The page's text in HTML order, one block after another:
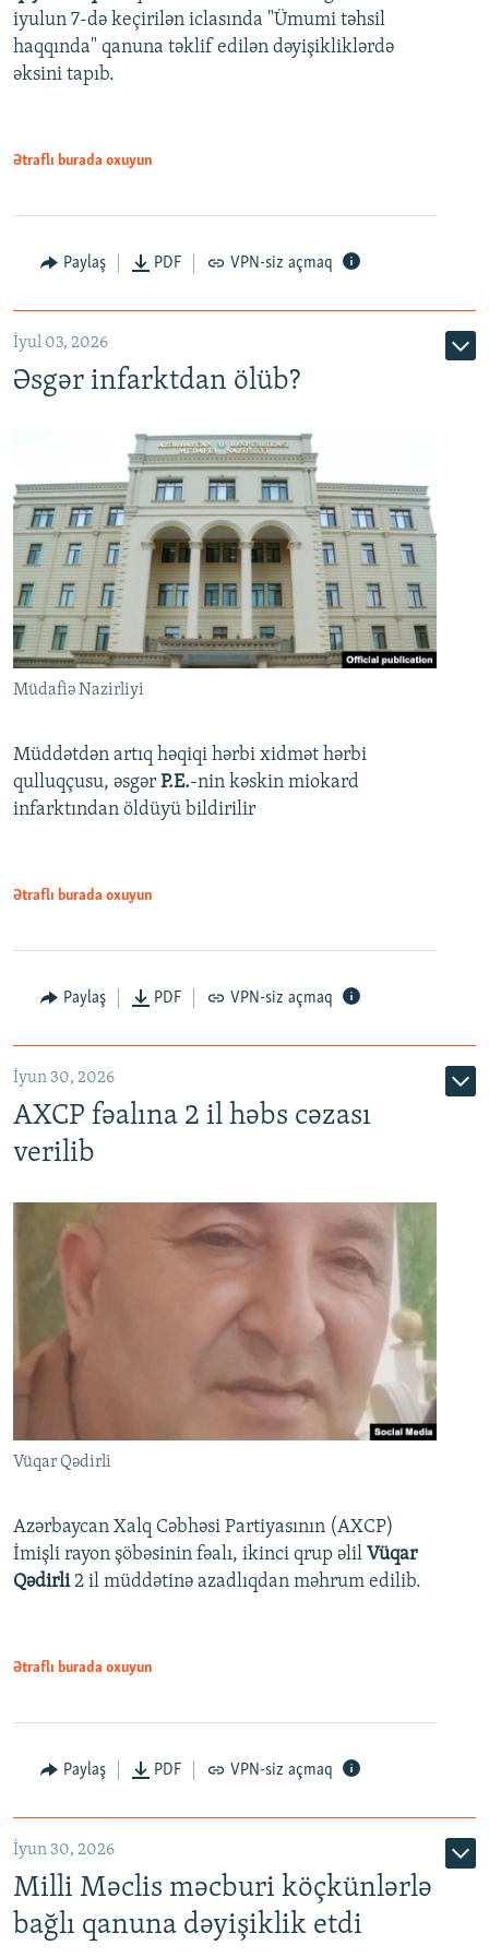
Auto 240p 360p 480p
720p 1080p
720p
iyulun 7-də keçirilən iclasında "Ümumi təhsil
haqqında" qanuna təklif edilən dəyişikliklərdə
əksini tapıb.
Ətraflı burada oxuyun
Paylaş PDF VPN-siz açmaq
İyul 03, 2026
Əsgər infarktdan ölüb?
Müdafiə Nazirliyi
Müddətdən artıq həqiqi hərbi xidmət hərbi
qulluqçusu, əsgər P.E.-nin kəskin miokard
infarktından öldüyü bildirilir
Ətraflı burada oxuyun
Paylaş PDF VPN-siz açmaq
İyun 30, 2026
AXCP fəalına 2 il həbs cəzası
verilib
Vüqar Qədirli
Azərbaycan Xalq Cəbhəsi Partiyasının (AXCP)
İmişli rayon şöbəsinin fəalı, ikinci qrup əlil Vüqar
Qədirli2 il müddətinə azadlıqdan məhrum edilib.
Ətraflı burada oxuyun
Paylaş PDF VPN-siz açmaq
İyun 30, 2026
Milli Məclis məcburi köçkünlərlə
bağlı qanuna dəyişiklik etdi